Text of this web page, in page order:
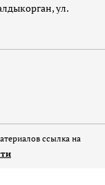
ул.
ссылка на